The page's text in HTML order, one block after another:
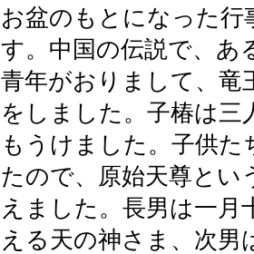
お盆のもとになった
す。中国の伝説で、あ
青年がおりまして、竜
をしました。子椿は三
もうけました。子供
たので、原始天尊とい
えました。長男は一月
える天の神さま、次男